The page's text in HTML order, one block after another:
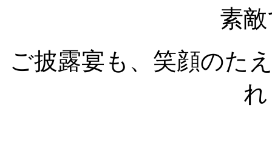
素
ご披露宴も、笑顔のた